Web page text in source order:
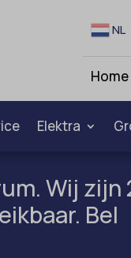
NL
Home
Elektra
Wij zijn
Bel